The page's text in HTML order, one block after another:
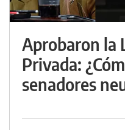
Aprobaron la
Privada:
senadores